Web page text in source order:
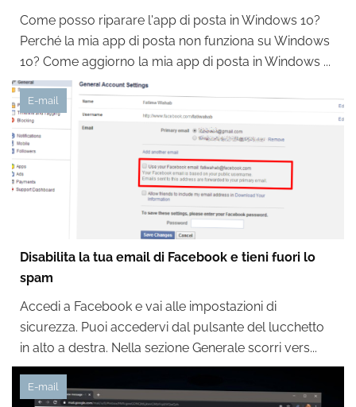
Come posso riparare l'app di posta in Windows 10?
Perché la mia app di posta non funziona su Windows
10? Come aggiorno la mia app di posta in Windows ...
E-mail
Disabilita la tua email di Facebook e tieni fuori lo
spam
Accedi a Facebook e vai alle impostazioni di
sicurezza. Puoi accedervi dal pulsante del lucchetto
in alto a destra. Nella sezione Generale scorri vers...
E-mail